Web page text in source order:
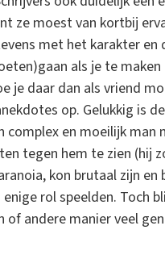
ze moest van kortbij
met het karakter
als je te
je daar dan als vriend
op. Gelukkig is
complex en moeilijk
tegen hem te zien (hij
kon brutaal zijn
rol speelden. Toch
of andere manier veel